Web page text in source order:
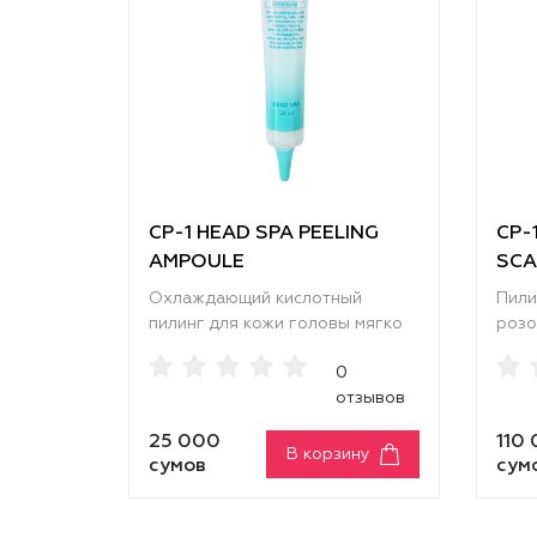
CP-1 HEAD SPA PEELING
AMPOULE
Охлаждающий кислотный
пилинг для кожи головы мягко
загрязнения, излишки себума и
перхоти и зуда. Улучшает
микроциркуляцию, укрепляет
0
отзывов
25 000
сумов
В корзину
CP-
что
110